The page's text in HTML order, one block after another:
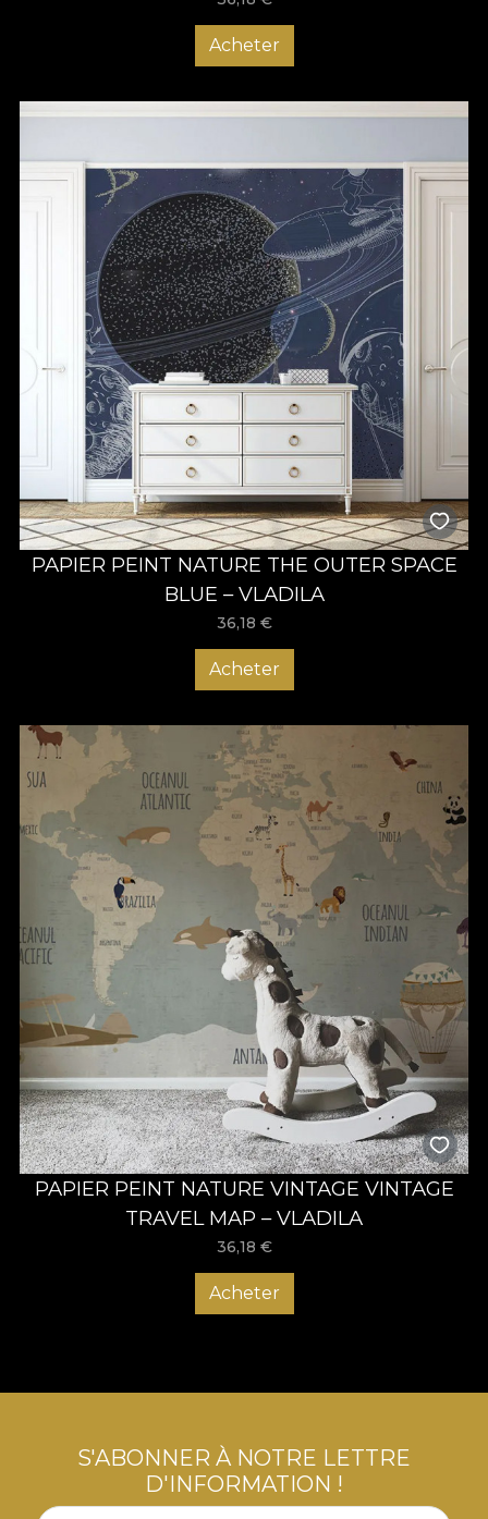
Acheter
PAPIER PEINT NATURE THE OUTER SPACE
BLUE – VLADILA
36,18 €
Acheter
PAPIER PEINT NATURE VINTAGE VINTAGE
TRAVEL MAP – VLADILA
36,18 €
Acheter
S'ABONNER À NOTRE LETTRE
D'INFORMATION !